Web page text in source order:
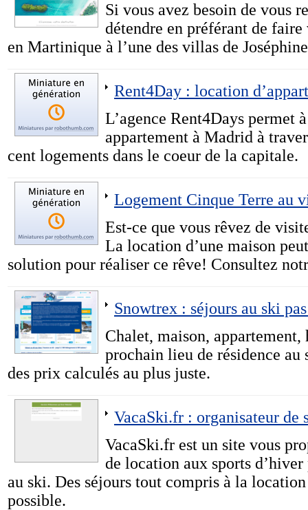
Si vous avez besoin de vous
détendre en préférant de
en Martinique à l’une des villas de
Rent4Day : location
L’agence Rent4Days permet
appartement à Madrid à
cent logements dans le coeur de la capitale.
Logement Cinque Terre au
Est-ce que vous rêvez de
La location d’une maison
solution pour réaliser ce rêve! Consultez
Snowtrex : séjours au ski
Chalet, maison,
prochain lieu de résidence
des prix calculés au plus juste.
VacaSki.fr : organisateur de
VacaSki.fr est un site vous
de location aux sports
au ski. Des séjours tout compris à la
possible.